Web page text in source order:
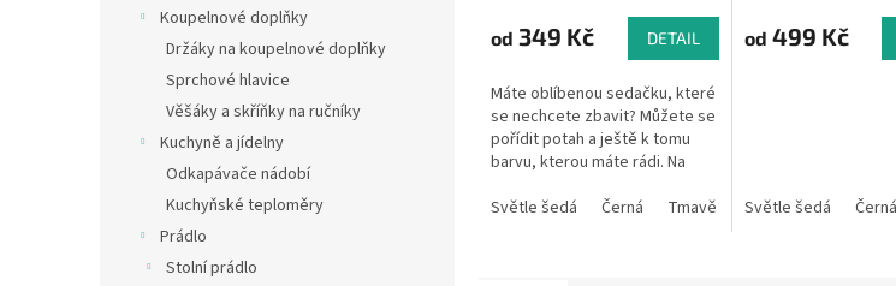
Koupelnové doplňky
Držáky na koupelnové doplňky
Sprchové hlavice
Věšáky a skříňky na ručníky
Kuchyně a jídelny
Odkapávače nádobí
Kuchyňské teploměry
Prádlo
Stolní prádlo
produktu
je
z
5
hvězdiček.
od 349 Kč DETAIL
Máte oblíbenou sedačku, které
se nechcete zbavit? Můžete se
pořídit potah a ještě k tomu
barvu, kterou máte rádi. Na
Světle šedá
Černá Tmavě šedá Světle modrá
od 499 Kč
Světle šedá Černá